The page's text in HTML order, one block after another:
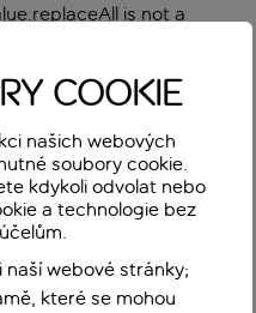
is not a
COOKIE
našich webových
soubory cookie.
kdykoli odvolat nebo
a technologie bez
webové stránky;
které se mohou